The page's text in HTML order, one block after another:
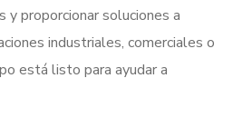
y proporcionar soluciones a
industriales, comerciales o
está listo para ayudar a